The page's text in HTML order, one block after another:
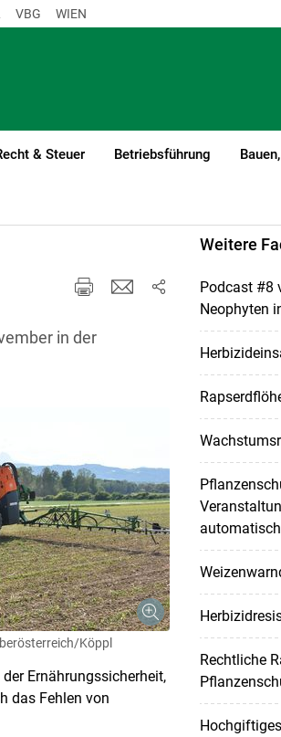
content
VBG WIEN
& Steuer Betriebsführung
in der
Köppl
Ernährungssicherheit,
das Fehlen von
Weitere
Podcast #8
Neophyten
Rechtliche